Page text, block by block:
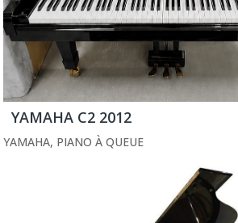
YAMAHA C2 2012
YAMAHA, PIANO À QUEUE